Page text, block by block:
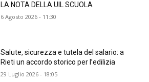
LA NOTA DELLA UIL SCUOLA
6 Agosto 2026 - 11:30
​Salute, sicurezza e tutela del salario: a
Rieti un accordo storico per l’edilizia
29 Luglio 2026 - 18:05